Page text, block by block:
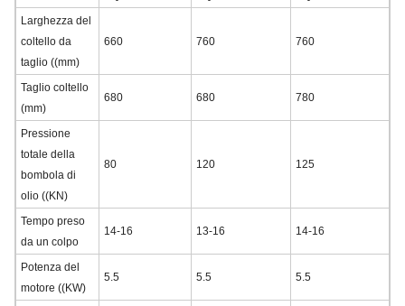
Larghezza del
coltello da
taglio ((mm)
660 760 760
Taglio coltello
(mm)
680 680 780
Pressione
totale della
bombola di
olio ((KN)
80 120 125
Tempo preso
da un colpo
14-16 13-16 14-16
Potenza del
motore ((KW)
5.5 5.5 5.5